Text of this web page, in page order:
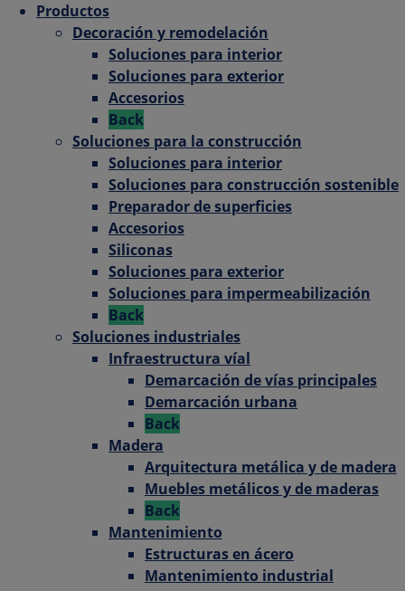
Productos
Decoración y remodelación
Soluciones para interior
Soluciones para exterior
Accesorios
Back
Soluciones para la construcción
Soluciones para interior
Soluciones para construcción sostenible
Preparador de superficies
Accesorios
Siliconas
Soluciones para exterior
Soluciones para impermeabilización
Back
Soluciones industriales
Infraestructura víal
Demarcación de vías principales
Demarcación urbana
Back
Madera
Arquitectura metálica y de madera
Muebles metálicos y de maderas
Back
Mantenimiento
Estructuras en ácero
Mantenimiento industrial